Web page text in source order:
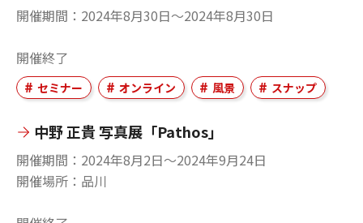
開催期間 2024年8月30日〜2024年8月30日
開催終了
セミナー オンライン 風景 スナップ
中野 正貴 写真展「Pathos」
開催期間
2024年8月2日〜2024年9月24日
開催場所
品川